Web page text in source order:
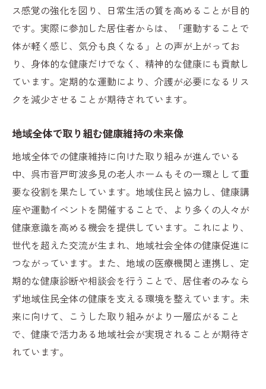
ス感覚の強化を図り、日常生活の質を高めることが目的
です。実際に参加した居住者からは、「運動することで
体が軽く感じ、気分も良くなる」との声が上がってお
り、身体的な健康だけでなく、精神的な健康にも貢献し
ています。定期的な運動により、介護が必要になるリス
クを減少させることが期待されています。
地域全体で取り組む健康維持の未来像
地域全体での健康維持に向けた取り組みが進んでいる
中、呉市音戸町波多見の老人ホームもその一環として重
要な役割を果たしています。地域住民と協力し、健康講
座や運動イベントを開催することで、より多くの人々が
健康意識を高める機会を提供しています。これにより、
世代を超えた交流が生まれ、地域社会全体の健康促進に
つながっています。また、地域の医療機関と連携し、定
期的な健康診断や相談会を行うことで、居住者のみなら
ず地域住民全体の健康を支える環境を整えています。未
来に向けて、こうした取り組みがより一層広がること
で、健康で活力ある地域社会が実現されることが期待さ
れています。